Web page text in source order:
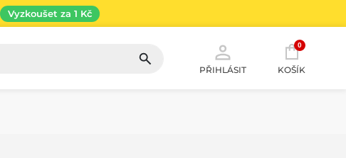
Vyzkoušet za 1 Kč
PŘIHLÁSIT
0
KOŠÍK